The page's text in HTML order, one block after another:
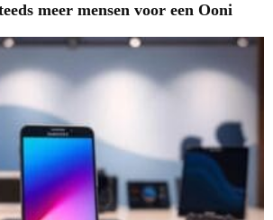
meer mensen voor een Ooni